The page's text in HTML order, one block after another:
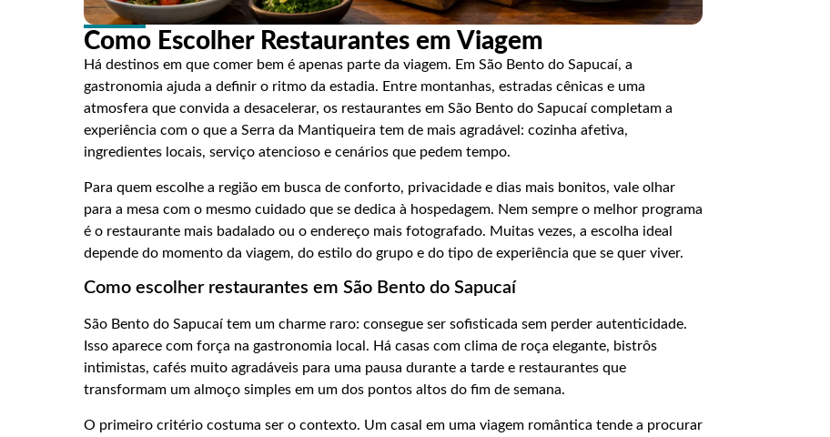
Como Escolher Restaurantes em Viagem
Há destinos em que comer bem é apenas parte da viagem. Em São Bento do Sapucaí, a
gastronomia ajuda a definir o ritmo da estadia. Entre montanhas, estradas cênicas e uma
atmosfera que convida a desacelerar, os restaurantes em São Bento do Sapucaí completam a
experiência com o que a Serra da Mantiqueira tem de mais agradável: cozinha afetiva,
ingredientes locais, serviço atencioso e cenários que pedem tempo.
Para quem escolhe a região em busca de conforto, privacidade e dias mais bonitos, vale olhar
para a mesa com o mesmo cuidado que se dedica à hospedagem. Nem sempre o melhor programa
é o restaurante mais badalado ou o endereço mais fotografado. Muitas vezes, a escolha ideal
depende do momento da viagem, do estilo do grupo e do tipo de experiência que se quer viver.
Como escolher restaurantes em São Bento do Sapucaí
São Bento do Sapucaí tem um charme raro: consegue ser sofisticada sem perder autenticidade.
Isso aparece com força na gastronomia local. Há casas com clima de roça elegante, bistrôs
intimistas, cafés muito agradáveis para uma pausa durante a tarde e restaurantes que
transformam um almoço simples em um dos pontos altos do fim de semana.
O primeiro critério costuma ser o contexto. Um casal em uma viagem romântica tende a procurar